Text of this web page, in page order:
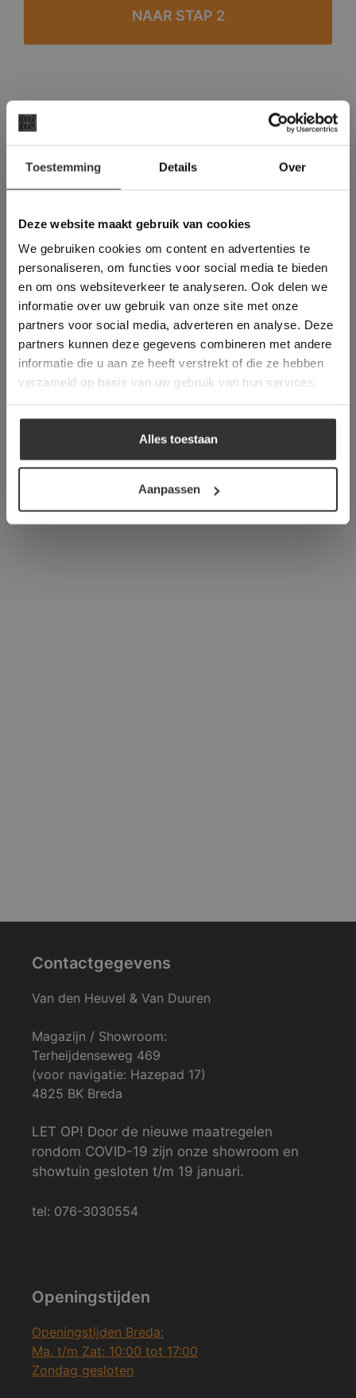
Toestemming Details Over
Deze website maakt gebruik van cookies
We gebruiken cookies om content en advertenties te
personaliseren, om functies voor social media te bieden
en om ons websiteverkeer te analyseren. Ook delen we
informatie over uw gebruik van onze site met onze
partners voor social media, adverteren en analyse. Deze
partners kunnen deze gegevens combineren met andere
informatie die u aan ze heeft verstrekt of die ze hebben
verzameld op basis van uw gebruik van hun services.
Alles toestaan
Aanpassen
#1 in de categorie vloeren op Trustpilot
Binnen 24 uur een passende offerte
Meer dan 500 m2 showroom
Contactgegevens
Van den Heuvel & Van Duuren
Magazijn / Showroom:
Terheijdenseweg 469
(voor navigatie: Hazepad 17)
4825 BK Breda
LET OP! Door de nieuwe maatregelen
rondom COVID-19 zijn onze showroom en
showtuin gesloten t/m 19 januari.
tel: 076-3030554
Openingstijden
Openingstijden Breda:
Ma. t/m Zat: 10:00 tot 17:00
Zondag gesloten
Deze website maakt
gebruik van cookies.
This Cookie Banner was deleted and is no
longer working. Please contact the website
administrator.
Deze website gebruikt cookies om de
gebruikerservaring te verbeteren. Door
gebruik te maken van onze website geeft u
toestemming voor alle cookies in
overeenstemming met ons cookiebeleid.Lees
verder
ALLES ACCEPTEREN
ALLES AFWIJZEN
DETAILS WEERGEVEN